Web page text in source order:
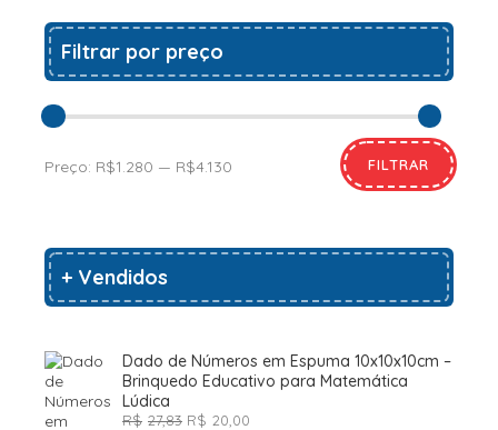
Filtrar por preço
FILTRAR
Preço: R$1.280 — R$4.130
+ Vendidos
Dado de Números em Espuma 10x10x10cm –
Brinquedo Educativo para Matemática
Lúdica
R$ 27,83 O
R$ 20,00